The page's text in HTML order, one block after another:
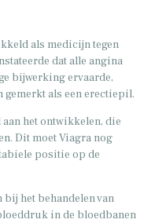
als medicijn tegen
dat alle angina
bijwerking ervaarde,
gemerkt als een erectiepil.
aan het ontwikkelen, die
Dit moet Viagra nog
positie op de
het behandelen van
in de bloedbanen